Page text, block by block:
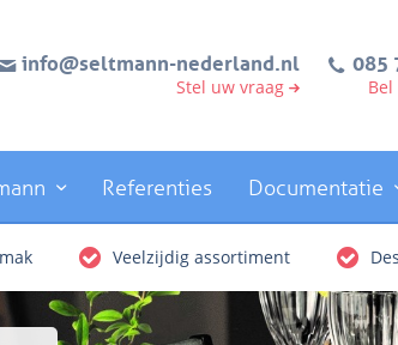
info@seltmann-nederland.nl
Stel uw vraag
085
Referenties Documentatie
Veelzijdig assortiment